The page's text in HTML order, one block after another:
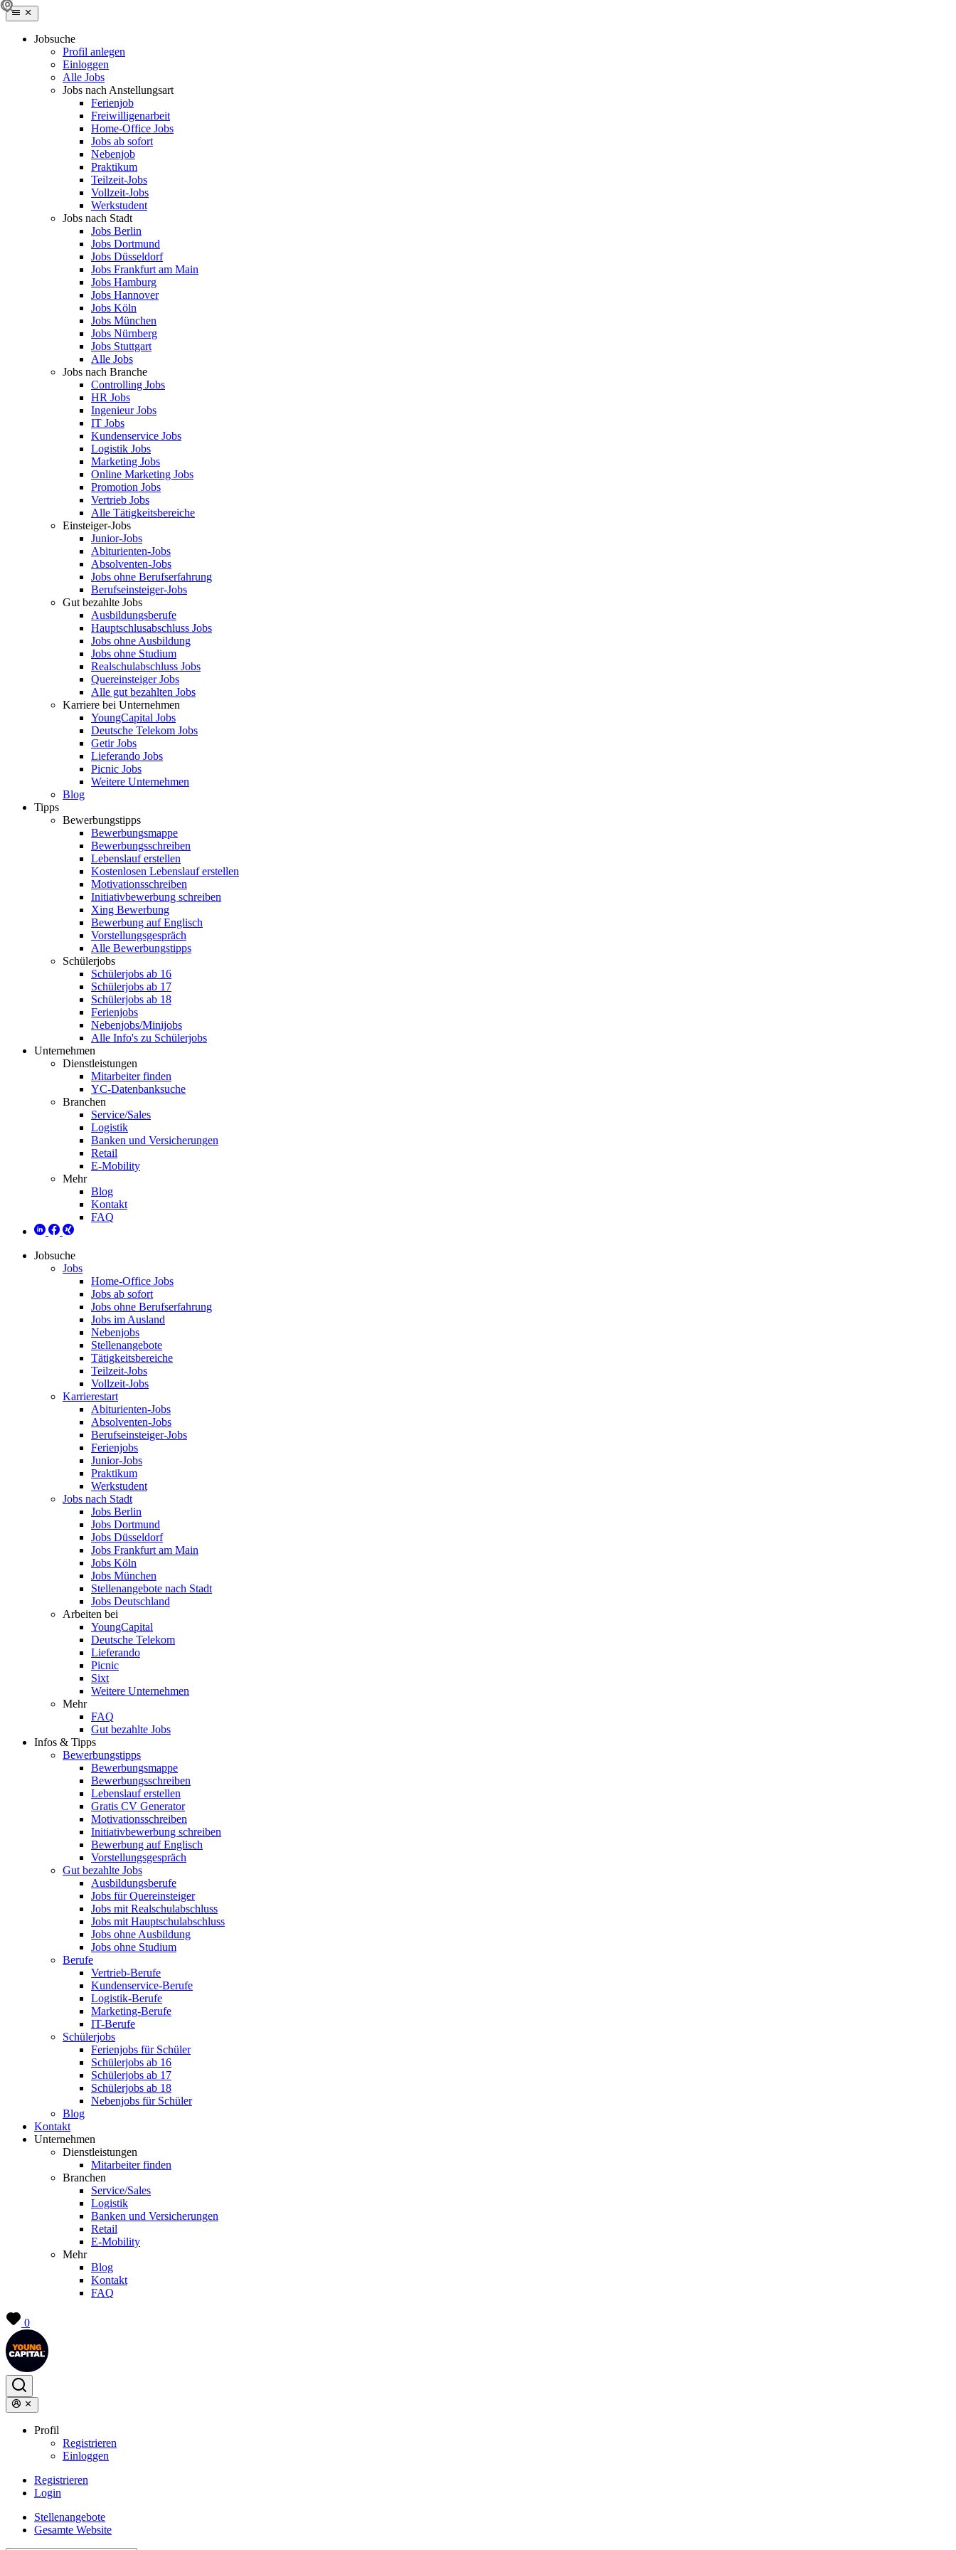
Jobsuche
Profil anlegen
Einloggen
Alle Jobs
Jobs nach Anstellungsart
Ferienjob
Freiwilligenarbeit
Home-Office Jobs
Jobs ab sofort
Nebenjob
Praktikum
Teilzeit-Jobs
Vollzeit-Jobs
Werkstudent
Jobs nach Stadt
Jobs Berlin
Jobs Dortmund
Jobs Düsseldorf
Jobs Frankfurt am Main
Jobs Hamburg
Jobs Hannover
Jobs Köln
Jobs München
Jobs Nürnberg
Jobs Stuttgart
Alle Jobs
Jobs nach Branche
Controlling Jobs
HR Jobs
Ingenieur Jobs
IT Jobs
Kundenservice Jobs
Logistik Jobs
Marketing Jobs
Online Marketing Jobs
Promotion Jobs
Vertrieb Jobs
Alle Tätigkeitsbereiche
Einsteiger-Jobs
Junior-Jobs
Abiturienten-Jobs
Absolventen-Jobs
Jobs ohne Berufserfahrung
Berufseinsteiger-Jobs
Gut bezahlte Jobs
Ausbildungsberufe
Hauptschlusabschluss Jobs
Jobs ohne Ausbildung
Jobs ohne Studium
Realschulabschluss Jobs
Quereinsteiger Jobs
Alle gut bezahlten Jobs
Karriere bei Unternehmen
YoungCapital Jobs
Deutsche Telekom Jobs
Getir Jobs
Lieferando Jobs
Picnic Jobs
Weitere Unternehmen
Blog
Tipps
Bewerbungstipps
Bewerbungsmappe
Bewerbungsschreiben
Lebenslauf erstellen
Kostenlosen Lebenslauf erstellen
Motivationsschreiben
Initiativbewerbung schreiben
Xing Bewerbung
Bewerbung auf Englisch
Vorstellungsgespräch
Alle Bewerbungstipps
Schülerjobs
Schülerjobs ab 16
Schülerjobs ab 17
Schülerjobs ab 18
Ferienjobs
Nebenjobs/Minijobs
Alle Info's zu Schülerjobs
Unternehmen
Dienstleistungen
Mitarbeiter finden
YC-Datenbanksuche
Branchen
Service/Sales
Logistik
Banken und Versicherungen
Retail
E-Mobility
Mehr
Blog
Kontakt
FAQ
Jobsuche
Jobs
Home-Office Jobs
Jobs ab sofort
Jobs ohne Berufserfahrung
Jobs im Ausland
Nebenjobs
Stellenangebote
Tätigkeitsbereiche
Teilzeit-Jobs
Vollzeit-Jobs
Karrierestart
Abiturienten-Jobs
Absolventen-Jobs
Berufseinsteiger-Jobs
Ferienjobs
Junior-Jobs
Praktikum
Werkstudent
Jobs nach Stadt
Jobs Berlin
Jobs Dortmund
Jobs Düsseldorf
Jobs Frankfurt am Main
Jobs Köln
Jobs München
Stellenangebote nach Stadt
Jobs Deutschland
Arbeiten bei
YoungCapital
Deutsche Telekom
Lieferando
Picnic
Sixt
Weitere Unternehmen
Mehr
FAQ
Gut bezahlte Jobs
Infos & Tipps
Bewerbungstipps
Bewerbungsmappe
Bewerbungsschreiben
Lebenslauf erstellen
Gratis CV Generator
Motivationsschreiben
Initiativbewerbung schreiben
Bewerbung auf Englisch
Vorstellungsgespräch
Gut bezahlte Jobs
Ausbildungsberufe
Jobs für Quereinsteiger
Jobs mit Realschulabschluss
Jobs mit Hauptschulabschluss
Jobs ohne Ausbildung
Jobs ohne Studium
Berufe
Vertrieb-Berufe
Kundenservice-Berufe
Logistik-Berufe
Marketing-Berufe
IT-Berufe
Schülerjobs
Ferienjobs für Schüler
Schülerjobs ab 16
Schülerjobs ab 17
Schülerjobs ab 18
Nebenjobs für Schüler
Blog
Kontakt
Unternehmen
Dienstleistungen
Mitarbeiter finden
Branchen
Service/Sales
Logistik
Banken und Versicherungen
Retail
E-Mobility
Mehr
Blog
Kontakt
FAQ
0
Profil
Registrieren
Einloggen
Registrieren
Login
Stellenangebote
Gesamte Website